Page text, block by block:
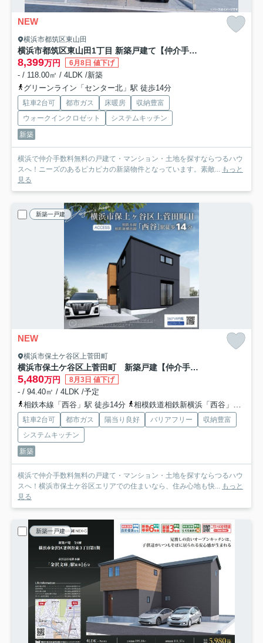
NEW
横浜市都筑区東山田
横浜市都筑区東山田1丁目 新築戸建て【仲介手数料無料】カースペース2台
8,399万円 6月8日 値下げ
- / 118.00㎡ / 4LDK /新築
グリーンライン「センター北」駅 徒歩14分
駐車2台可 都市ガス 床暖房
収納豊富
ウォークインクロゼット
システムキッチン
新築
横浜で仲介手数料無料の戸建て・マンション・土地を探すならつるハウ
スへ！ニーズのあるピカピカの新築物件となっています。素敵...
もっと
見る
新築一戸建
NEW
横浜市保土ケ谷区上菅田町
横浜市保土ケ谷区上菅田町 新築戸建【仲介手数料無料】
5,480万円 8月3日 値下げ
- / 94.40㎡ / 4LDK /予定
相鉄本線「西谷」駅 徒歩14分
相模鉄道相鉄新横浜「西谷」駅 徒歩14分
駐車2台可 都市ガス 陽当り良好 バリアフリー
収納豊富
システムキッチン
新築
横浜で仲介手数料無料の戸建て・マンション・土地を探すならつるハウ
スへ！横浜市保土ケ谷区エリアでの住まいなら、住み心地も快...
もっと
見る
新築一戸建